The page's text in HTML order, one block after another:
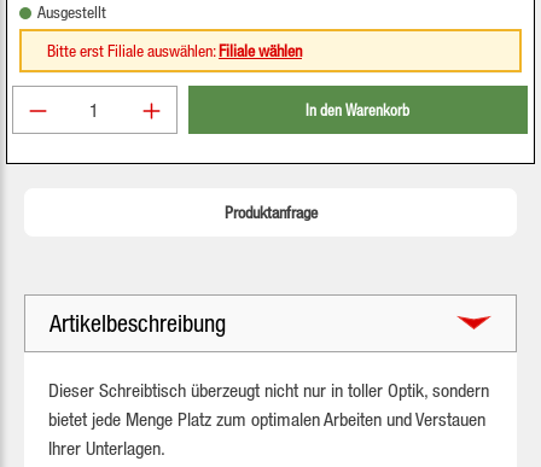
Ausgestellt
Bitte erst Filiale auswählen:Filiale wählen
Produkt Anzahl: Gib den gewünschten Wert ein
In den Warenkorb
Produktanfrage
Artikelbeschreibung
Dieser Schreibtisch überzeugt nicht nur in toller Optik, sondern
bietet jede Menge Platz zum optimalen Arbeiten und Verstauen
Ihrer Unterlagen.